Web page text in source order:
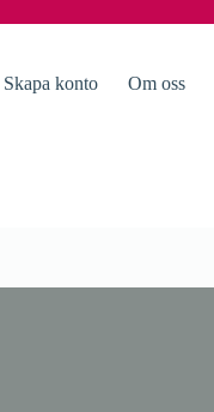
Skapa konto Om oss